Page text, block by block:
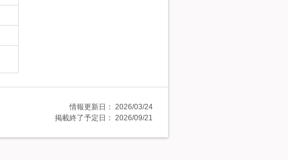
情報更新日： 2026/03/24
掲載終了予定日： 2026/09/21